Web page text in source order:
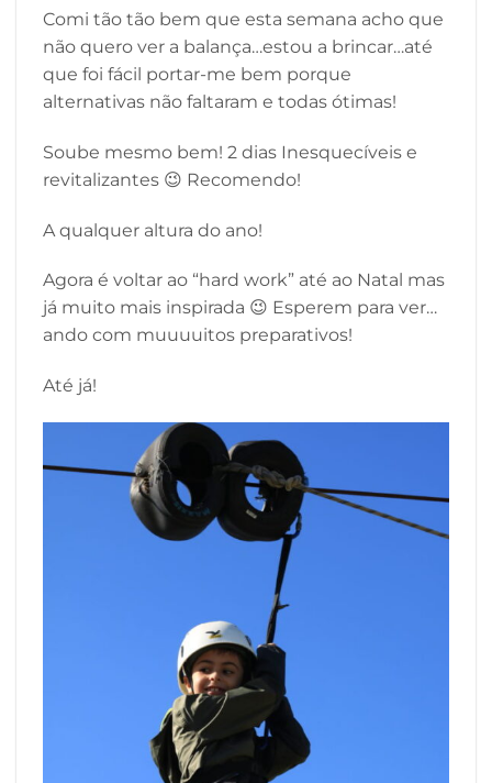
Comi tão tão bem que esta semana acho que
não quero ver a balança…estou a brincar…até
que foi fácil portar-me bem porque
alternativas não faltaram e todas ótimas!
Soube mesmo bem! 2 dias Inesquecíveis e
revitalizantes 😉 Recomendo!
A qualquer altura do ano!
Agora é voltar ao “hard work” até ao Natal mas
já muito mais inspirada 😉 Esperem para ver…
ando com muuuuitos preparativos!
Até já!